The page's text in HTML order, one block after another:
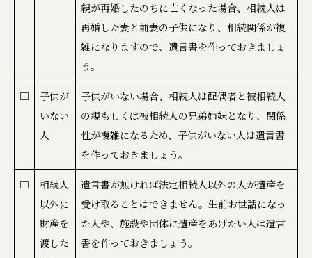
親が再婚したのちに亡くなった場合、相続人は
再婚した妻と前妻の子供になり、相続関係が複
雑になりますので、遺言書を作っておきましょ
う。
□
子供が
いない
人
子供がいない場合、相続人は配偶者と被相続人
の親もしくは被相続人の兄弟姉妹となり、関係
性が複雑になるため、子供がいない人は遺言書
を作っておきましょう。
□
相続人
以外に
財産を
渡した
遺言書が無ければ法定相続人以外の人が遺産を
受け取ることはできません。生前お世話になっ
た人や、施設や団体に遺産をあげたい人は遺言
書を作っておきましょう。